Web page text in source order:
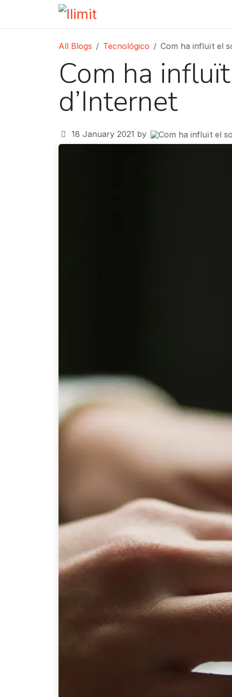
All Blogs Tecnológico Com ha influït el
Com ha
d’Internet
18 January 2021 by